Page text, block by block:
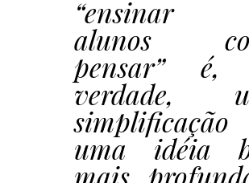
“ensinar
alunos
pensar” é,
verdade,
uma idéia